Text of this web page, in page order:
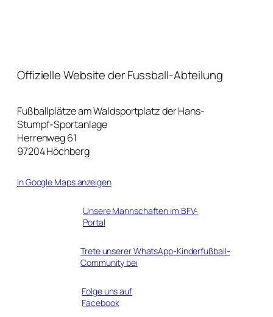
Offizielle Website der Fussball-Abteilung
Fußballplätze am Waldsportplatz der Hans-
Stumpf-Sportanlage
Herrenweg 61
97204 Höchberg
In Google Maps anzeigen
Unsere Mannschaften im BFV-
Portal
Trete unserer WhatsApp-Kinderfußball-
Community bei
Folge uns auf
Facebook